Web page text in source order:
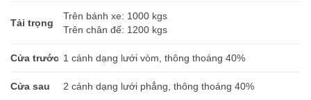
Tải trọng
Trên bánh xe: 1000 kgs
Trên chân đế: 1200 kgs
Cửa trước 1 cánh dạng lưới vòm, thông thoáng 40%
Cửa sau 2 cánh dạng lưới phẳng, thông thoáng 40%